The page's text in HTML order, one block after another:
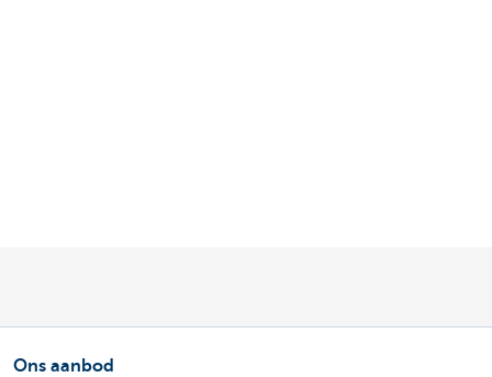
Ons aanbod